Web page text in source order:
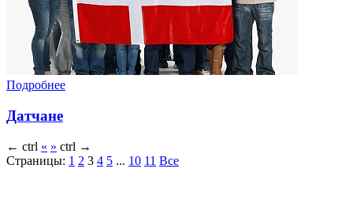
Подробнее
Датчане
← ctrl « » ctrl →
Страницы: 1 2 3 4 5 ... 10 11 Все